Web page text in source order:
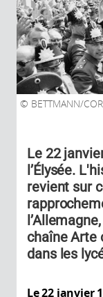
BETTMANN/
Le 22
l’Élysée.
revient sur
chaîne Arte
dans les
Le 22 janvier